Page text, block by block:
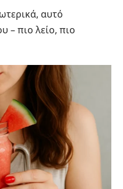
αυτό
– πιο λείο, πιο